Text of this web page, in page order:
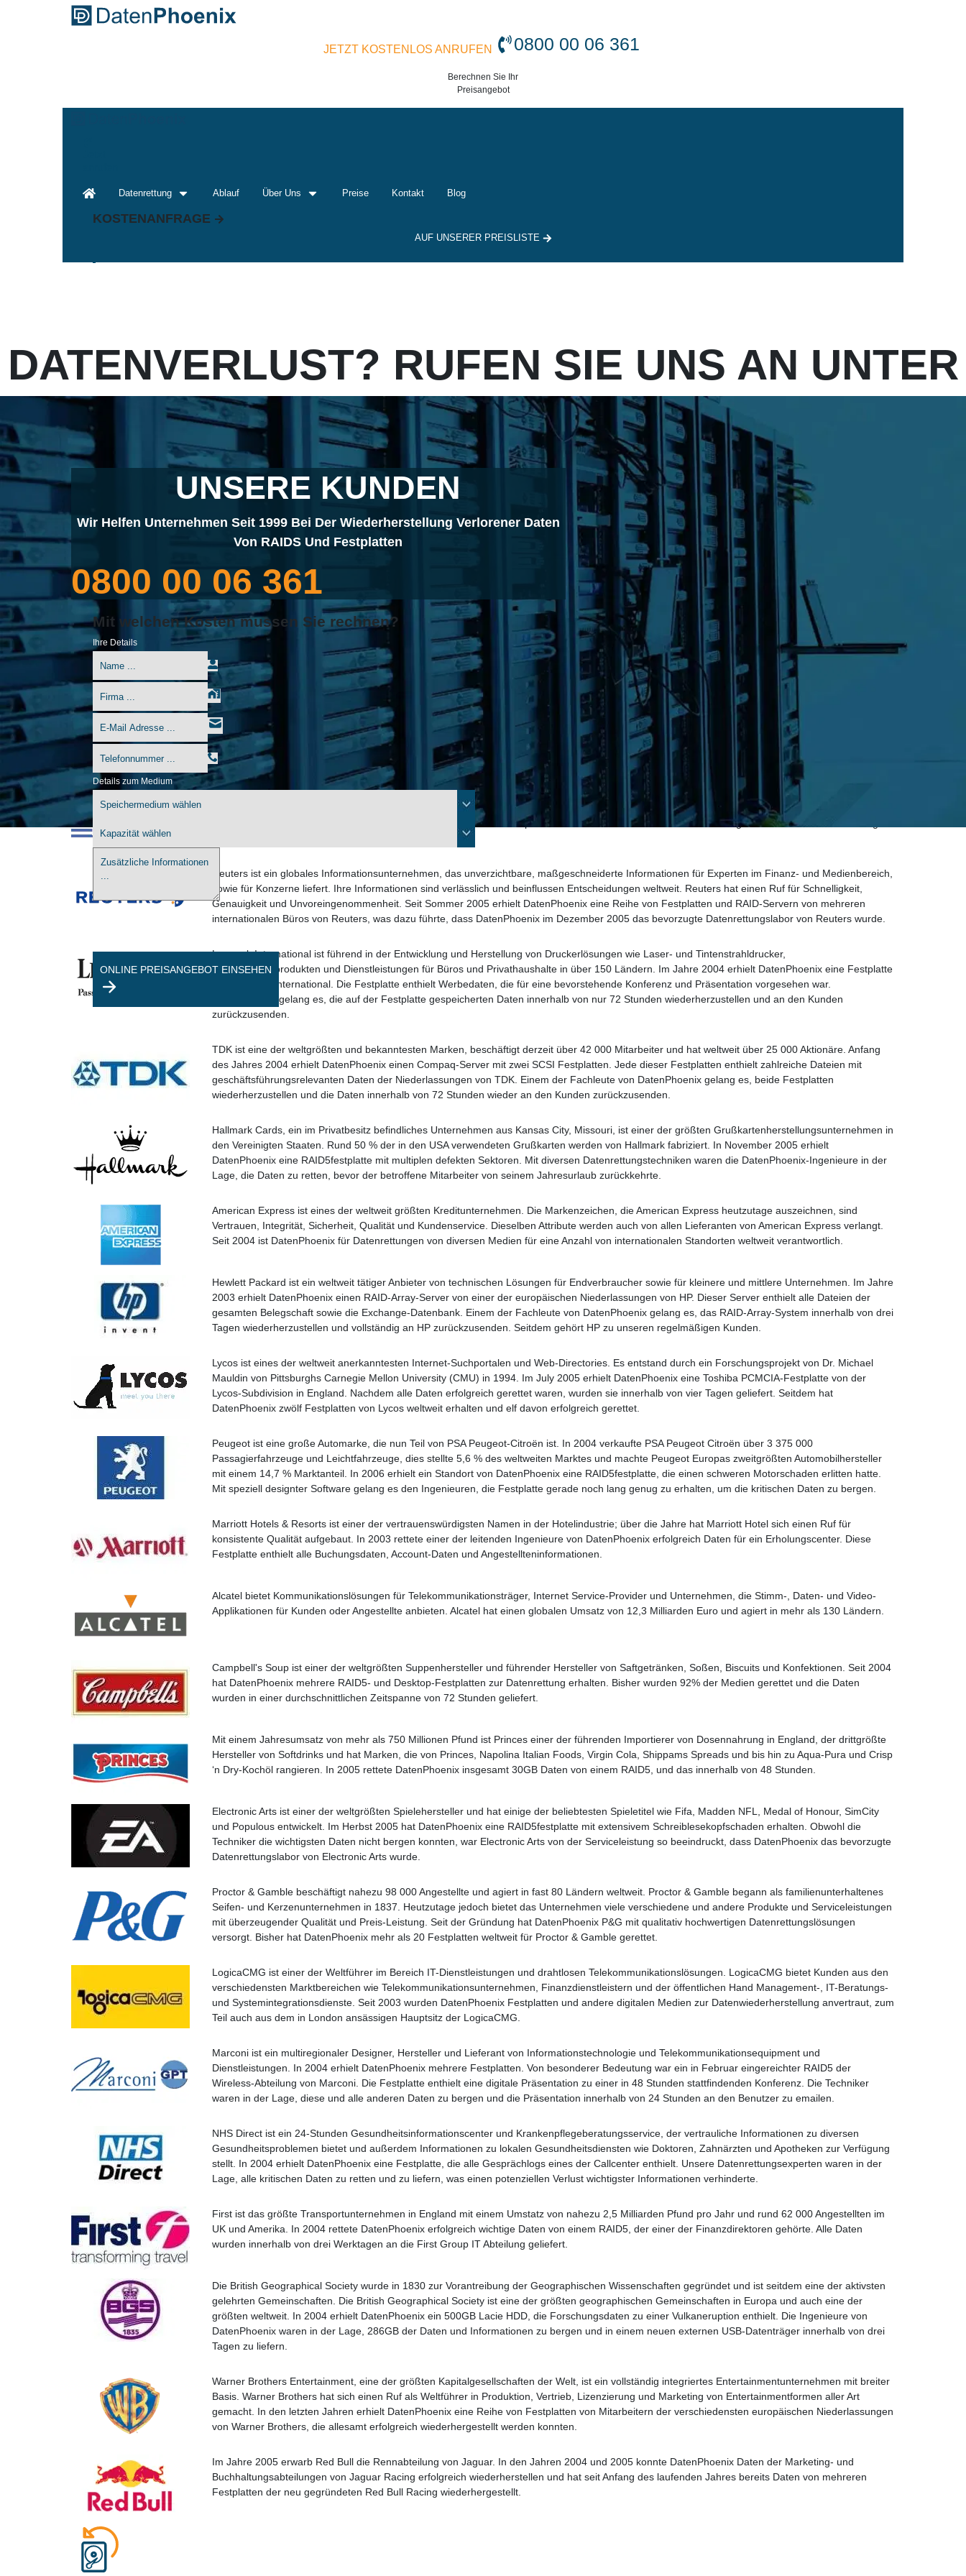
JETZT KOSTENLOS ANRUFEN 0800 00 06 361
Berechnen Sie Ihr
Preisangebot
Datenrettung Ablauf Über Uns Preise Kontakt Blog
KOSTENANFRAGE
AUF UNSERER PREISLISTE
DATENVERLUST? RUFEN SIE UNS AN UNTER
UNSERE KUNDEN
Wir Helfen Unternehmen Seit 1999 Bei Der Wiederherstellung Verlorener Daten
Von RAIDS Und Festplatten
0800 00 06 361
Mit welchen Kosten mussen Sie rechnen?
Ihre Details
Details zum Medium
ONLINE PREISANGEBOT EINSEHEN
IBM ist ein industrieführendes High-Tech-Unternehmen. Ende 2005 beschäftigte IBM mehr als 30 000 Angestellte weltweit und hatte einen Umsatz
von mehr als 91 Milliarden Dollar. In 2005 begann DatenPhoenix eine Kooperation mit IBM und versorgte IBM mit Datenrettungen für sämtliche
defekten Festplatten. Ende 2005 hatte DatenPhoenix bereits 15 Festplatten von IBM erhalten und zwölf davon erfolgreich innerhalb von 4 Werktagen
Reuters ist ein globales Informationsunternehmen, das unverzichtbare, maßgeschneiderte Informationen für Experten im Finanz- und Medienbereich,
sowie für Konzerne liefert. Ihre Informationen sind verlässlich und beinflussen Entscheidungen weltweit. Reuters hat einen Ruf für Schnelligkeit,
Genauigkeit und Unvoreingenommenheit. Seit Sommer 2005 erhielt DatenPhoenix eine Reihe von Festplatten und RAID-Servern von mehreren
internationalen Büros von Reuters, was dazu führte, dass DatenPhoenix im Dezember 2005 das bevorzugte Datenrettungslabor von Reuters wurde.
Lexmark International ist führend in der Entwicklung und Herstellung von Druckerlösungen wie Laser- und Tintenstrahldrucker,
Multifunktionsprodukten und Dienstleistungen für Büros und Privathaushalte in über 150 Ländern. Im Jahre 2004 erhielt DatenPhoenix eine Festplatte
von Lexmark International. Die Festplatte enthielt Werbedaten, die für eine bevorstehende Konferenz und Präsentation vorgesehen war.
DatenPhoenix gelang es, die auf der Festplatte gespeicherten Daten innerhalb von nur 72 Stunden wiederherzustellen und an den Kunden
zurückzusenden.
TDK ist eine der weltgrößten und bekanntesten Marken, beschäftigt derzeit über 42 000 Mitarbeiter und hat weltweit über 25 000 Aktionäre. Anfang
des Jahres 2004 erhielt DatenPhoenix einen Compaq-Server mit zwei SCSI Festplatten. Jede dieser Festplatten enthielt zahlreiche Dateien mit
geschäftsführungsrelevanten Daten der Niederlassungen von TDK. Einem der Fachleute von DatenPhoenix gelang es, beide Festplatten
wiederherzustellen und die Daten innerhalb von 72 Stunden wieder an den Kunden zurückzusenden.
Hallmark Cards, ein im Privatbesitz befindliches Unternehmen aus Kansas City, Missouri, ist einer der größten Grußkartenherstellungsunternehmen in
den Vereinigten Staaten. Rund 50 % der in den USA verwendeten Grußkarten werden von Hallmark fabriziert. In November 2005 erhielt
DatenPhoenix eine RAID5festplatte mit multiplen defekten Sektoren. Mit diversen Datenrettungstechniken waren die DatenPhoenix-Ingenieure in der
Lage, die Daten zu retten, bevor der betroffene Mitarbeiter von seinem Jahresurlaub zurückkehrte.
American Express ist eines der weltweit größten Kreditunternehmen. Die Markenzeichen, die American Express heutzutage auszeichnen, sind
Vertrauen, Integrität, Sicherheit, Qualität und Kundenservice. Dieselben Attribute werden auch von allen Lieferanten von American Express verlangt.
Seit 2004 ist DatenPhoenix für Datenrettungen von diversen Medien für eine Anzahl von internationalen Standorten weltweit verantwortlich.
Hewlett Packard ist ein weltweit tätiger Anbieter von technischen Lösungen für Endverbraucher sowie für kleinere und mittlere Unternehmen. Im Jahre
2003 erhielt DatenPhoenix einen RAID-Array-Server von einer der europäischen Niederlassungen von HP. Dieser Server enthielt alle Dateien der
gesamten Belegschaft sowie die Exchange-Datenbank. Einem der Fachleute von DatenPhoenix gelang es, das RAID-Array-System innerhalb von drei
Tagen wiederherzustellen und vollständig an HP zurückzusenden. Seitdem gehört HP zu unseren regelmäßigen Kunden.
Lycos ist eines der weltweit anerkanntesten Internet-Suchportalen und Web-Directories. Es entstand durch ein Forschungsprojekt von Dr. Michael
Mauldin von Pittsburghs Carnegie Mellon University (CMU) in 1994. Im July 2005 erhielt DatenPhoenix eine Toshiba PCMCIA-Festplatte von der
Lycos-Subdivision in England. Nachdem alle Daten erfolgreich gerettet waren, wurden sie innerhalb von vier Tagen geliefert. Seitdem hat
DatenPhoenix zwölf Festplatten von Lycos weltweit erhalten und elf davon erfolgreich gerettet.
Peugeot ist eine große Automarke, die nun Teil von PSA Peugeot-Citroën ist. In 2004 verkaufte PSA Peugeot Citroën über 3 375 000
Passagierfahrzeuge und Leichtfahrzeuge, dies stellte 5,6 % des weltweiten Marktes und machte Peugeot Europas zweitgrößten Automobilhersteller
mit einem 14,7 % Marktanteil. In 2006 erhielt ein Standort von DatenPhoenix eine RAID5festplatte, die einen schweren Motorschaden erlitten hatte.
Mit speziell designter Software gelang es den Ingenieuren, die Festplatte gerade noch lang genug zu erhalten, um die kritischen Daten zu bergen.
Marriott Hotels & Resorts ist einer der vertrauenswürdigsten Namen in der Hotelindustrie; über die Jahre hat Marriott Hotel sich einen Ruf für
konsistente Qualität aufgebaut. In 2003 rettete einer der leitenden Ingenieure von DatenPhoenix erfolgreich Daten für ein Erholungscenter. Diese
Festplatte enthielt alle Buchungsdaten, Account-Daten und Angestellteninformationen.
Alcatel bietet Kommunikationslösungen für Telekommunikationsträger, Internet Service-Provider und Unternehmen, die Stimm-, Daten- und Video-
Applikationen für Kunden oder Angestellte anbieten. Alcatel hat einen globalen Umsatz von 12,3 Milliarden Euro und agiert in mehr als 130 Ländern.
Campbell's Soup ist einer der weltgrößten Suppenhersteller und führender Hersteller von Saftgetränken, Soßen, Biscuits und Konfektionen. Seit 2004
hat DatenPhoenix mehrere RAID5- und Desktop-Festplatten zur Datenrettung erhalten. Bisher wurden 92% der Medien gerettet und die Daten
wurden in einer durchschnittlichen Zeitspanne von 72 Stunden geliefert.
Mit einem Jahresumsatz von mehr als 750 Millionen Pfund ist Princes einer der führenden Importierer von Dosennahrung in England, der drittgrößte
Hersteller von Softdrinks und hat Marken, die von Princes, Napolina Italian Foods, Virgin Cola, Shippams Spreads und bis hin zu Aqua-Pura und Crisp
‘n Dry-Kochöl rangieren. In 2005 rettete DatenPhoenix insgesamt 30GB Daten von einem RAID5, und das innerhalb von 48 Stunden.
Electronic Arts ist einer der weltgrößten Spielehersteller und hat einige der beliebtesten Spieletitel wie Fifa, Madden NFL, Medal of Honour, SimCity
und Populous entwickelt. Im Herbst 2005 hat DatenPhoenix eine RAID5festplatte mit extensivem Schreiblesekopfschaden erhalten. Obwohl die
Techniker die wichtigsten Daten nicht bergen konnten, war Electronic Arts von der Serviceleistung so beeindruckt, dass DatenPhoenix das bevorzugte
Datenrettungslabor von Electronic Arts wurde.
Proctor & Gamble beschäftigt nahezu 98 000 Angestellte und agiert in fast 80 Ländern weltweit. Proctor & Gamble begann als familienunterhaltenes
Seifen- und Kerzenunternehmen in 1837. Heutzutage jedoch bietet das Unternehmen viele verschiedene und andere Produkte und Serviceleistungen
mit überzeugender Qualität und Preis-Leistung. Seit der Gründung hat DatenPhoenix P&G mit qualitativ hochwertigen Datenrettungslösungen
versorgt. Bisher hat DatenPhoenix mehr als 20 Festplatten weltweit für Proctor & Gamble gerettet.
LogicaCMG ist einer der Weltführer im Bereich IT-Dienstleistungen und drahtlosen Telekommunikationslösungen. LogicaCMG bietet Kunden aus den
verschiedensten Marktbereichen wie Telekommunikationsunternehmen, Finanzdienstleistern und der öffentlichen Hand Management-, IT-Beratungs-
und Systemintegrationsdienste. Seit 2003 wurden DatenPhoenix Festplatten und andere digitalen Medien zur Datenwiederherstellung anvertraut, zum
Teil auch aus dem in London ansässigen Hauptsitz der LogicaCMG.
Marconi ist ein multiregionaler Designer, Hersteller und Lieferant von Informationstechnologie und Telekommunikationsequipment und
Dienstleistungen. In 2004 erhielt DatenPhoenix mehrere Festplatten. Von besonderer Bedeutung war ein in Februar eingereichter RAID5 der
Wireless-Abteilung von Marconi. Die Festplatte enthielt eine digitale Präsentation zu einer in 48 Stunden stattfindenden Konferenz. Die Techniker
waren in der Lage, diese und alle anderen Daten zu bergen und die Präsentation innerhalb von 24 Stunden an den Benutzer zu emailen.
NHS Direct ist ein 24-Stunden Gesundheitsinformationscenter und Krankenpflegeberatungsservice, der vertrauliche Informationen zu diversen
Gesundheitsproblemen bietet und außerdem Informationen zu lokalen Gesundheitsdiensten wie Doktoren, Zahnärzten und Apotheken zur Verfügung
stellt. In 2004 erhielt DatenPhoenix eine Festplatte, die alle Gesprächlogs eines der Callcenter enthielt. Unsere Datenrettungsexperten waren in der
Lage, alle kritischen Daten zu retten und zu liefern, was einen potenziellen Verlust wichtigster Informationen verhinderte.
First ist das größte Transportunternehmen in England mit einem Umstatz von nahezu 2,5 Milliarden Pfund pro Jahr und rund 62 000 Angestellten im
UK und Amerika. In 2004 rettete DatenPhoenix erfolgreich wichtige Daten von einem RAID5, der einer der Finanzdirektoren gehörte. Alle Daten
wurden innerhalb von drei Werktagen an die First Group IT Abteilung geliefert.
Die British Geographical Society wurde in 1830 zur Vorantreibung der Geographischen Wissenschaften gegründet und ist seitdem eine der aktivsten
gelehrten Gemeinschaften. Die British Geographical Society ist eine der größten geographischen Gemeinschaften in Europa und auch eine der
größten weltweit. In 2004 erhielt DatenPhoenix ein 500GB Lacie HDD, die Forschungsdaten zu einer Vulkaneruption enthielt. Die Ingenieure von
DatenPhoenix waren in der Lage, 286GB der Daten und Informationen zu bergen und in einem neuen externen USB-Datenträger innerhalb von drei
Tagen zu liefern.
Warner Brothers Entertainment, eine der größten Kapitalgesellschaften der Welt, ist ein vollständig integriertes Entertainmentunternehmen mit breiter
Basis. Warner Brothers hat sich einen Ruf als Weltführer in Produktion, Vertrieb, Lizenzierung und Marketing von Entertainmentformen aller Art
gemacht. In den letzten Jahren erhielt DatenPhoenix eine Reihe von Festplatten von Mitarbeitern der verschiedensten europäischen Niederlassungen
von Warner Brothers, die allesamt erfolgreich wiederhergestellt werden konnten.
Im Jahre 2005 erwarb Red Bull die Rennabteilung von Jaguar. In den Jahren 2004 und 2005 konnte DatenPhoenix Daten der Marketing- und
Buchhaltungsabteilungen von Jaguar Racing erfolgreich wiederherstellen und hat seit Anfang des laufenden Jahres bereits Daten von mehreren
Festplatten der neu gegründeten Red Bull Racing wiederhergestellt.